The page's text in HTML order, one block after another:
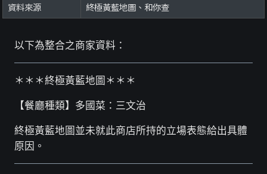
資料來源
終極黃藍地圖、和你查
以下為整合之商家資料：
＊＊＊終極黃藍地圖＊＊＊
【餐廳種類】多國菜：三文治
終極黃藍地圖並未就此商店所持的立場表態給出具體
原因。